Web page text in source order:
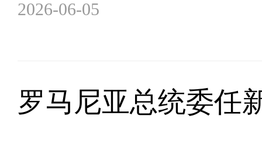
2026-06-05
罗马尼亚总统委任